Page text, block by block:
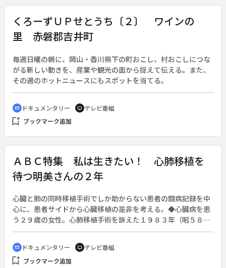
くろーずＵＰせとうち〔２〕 ワインの
里 赤磐郡吉井町
毎週日曜の朝に、岡山・香川県下の町おこし、村おこしにつな
がる新しい動きを、産業や観光の面から捉えて伝える。また、
その週のホットニュースにもスポットを当てる。
cinematic_blur ドキュメンタリー tv テレビ番組
bookmark_add ブックマーク追加
ＡＢＣ特集 私は生きたい！ 心肺移植を
待つ明美さんの２年
心臓と肺の同時移植手術でしか助からない患者の闘病記録を中
心に、患者サイドから心臓移植の是非を考える。◆心臓病を患
う２９歳の女性。心肺移植手術を訴えた１９８３年（昭５８）
４月から２年間にわたる彼女の病状の推移や心の動き、医師や
家族の苦悩などを、月日の経過に合わせて描く。さらに、心臓
移植をめぐる日本とアメリカの考え方の違い、日本の研究者た
ちの動きも紹介し、問題を提起していく。
cinematic_blur ドキュメンタリー tv テレビ番組
bookmark_add ブックマーク追加